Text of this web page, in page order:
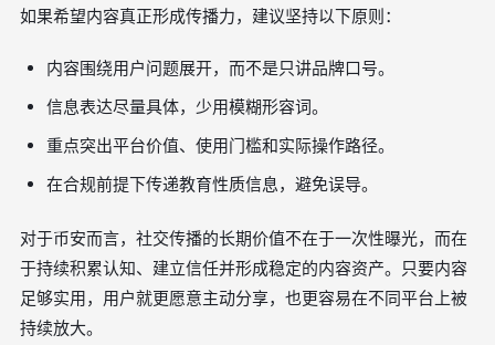
如果希望内容真正形成传播力，建议坚持以下原则：
内容围绕用户问题展开，而不是只讲品牌口号。
信息表达尽量具体，少用模糊形容词。
重点突出平台价值、使用门槛和实际操作路径。
在合规前提下传递教育性质信息，避免误导。
对于币安而言，社交传播的长期价值不在于一次性曝光，而在
于持续积累认知、建立信任并形成稳定的内容资产。只要内容
足够实用，用户就更愿意主动分享，也更容易在不同平台上被
持续放大。